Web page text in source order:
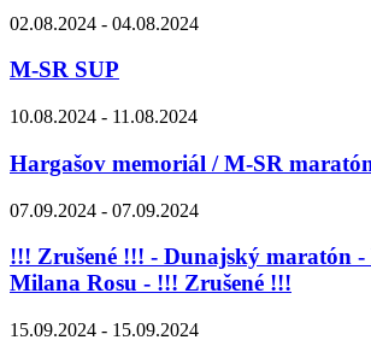
02.08.2024 - 04.08.2024
M-SR SUP
10.08.2024 - 11.08.2024
Hargašov memoriál / M-SR
07.09.2024 - 07.09.2024
!!! Zrušené !!! - Dunajský maratón
Milana Rosu - !!! Zrušené !!!
15.09.2024 - 15.09.2024